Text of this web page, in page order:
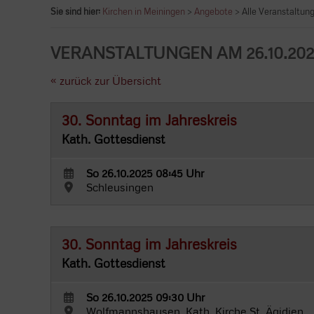
Sie sind hier: Kirchen in Meiningen > Angebote > Alle
VERANSTALTUNGEN AM
« zurück zur Übersicht
30. Sonntag im Jahreskreis
Kath. Gottesdienst
So 26.10.2025 08:45 Uhr
Schleusingen
30. Sonntag im Jahreskreis
Kath. Gottesdienst
So 26.10.2025 09:30 Uhr
Wolfmannshausen, Kath. Kirche St. Ägidien